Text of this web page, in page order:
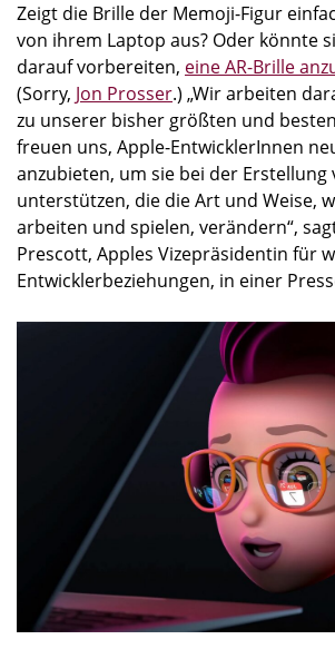
Zeigt die Brille der Memoji-Figur
von ihrem Laptop aus? Oder könnte
darauf vorbereiten, eine AR-Brille
(Sorry, Jon Prosser.) „Wir arbeiten
zu unserer bisher größten und
freuen uns, Apple-EntwicklerInnen
anzubieten, um sie bei der Erstellung
unterstützen, die die Art und Weise,
arbeiten und spielen, verändern“,
Prescott, Apples Vizepräsidentin für
Entwicklerbeziehungen, in einer